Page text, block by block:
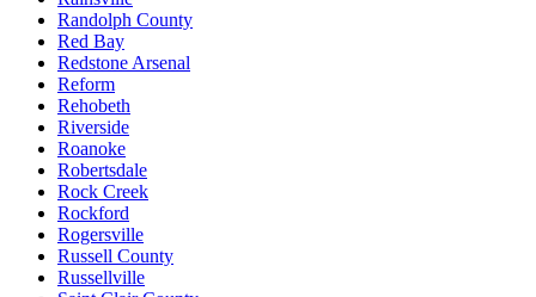
Randolph County
Red Bay
Redstone Arsenal
Reform
Rehobeth
Riverside
Roanoke
Robertsdale
Rock Creek
Rockford
Rogersville
Russell County
Russellville